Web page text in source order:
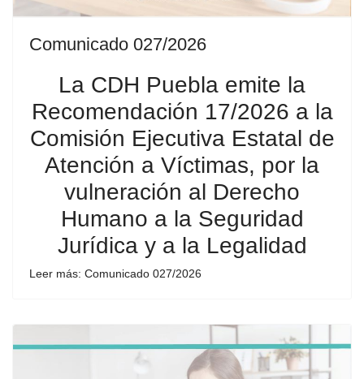
Comunicado 027/2026
La CDH Puebla emite la
Recomendación 17/2026 a la
Comisión Ejecutiva Estatal de
Atención a Víctimas, por la
vulneración al Derecho
Humano a la Seguridad
Jurídica y a la Legalidad
Leer más: Comunicado 027/2026